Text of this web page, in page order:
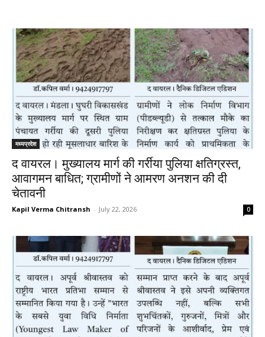
मध्यप्रदेश
द वायरल। मुख्यालय मार्ग की गर्रीया पुलिया क्षतिग्रस्त,
आवागमन बाधित; ग्रामीणों ने आमरण अनशन की दी
चेतावनी
Kapil Verma Chitransh - July 22, 2026 0